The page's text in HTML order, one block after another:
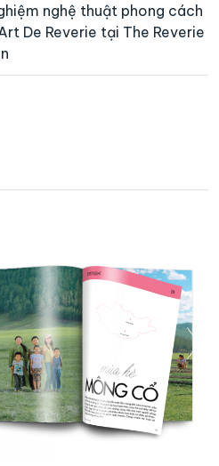
nghệ thuật phong cách
De Reverie tại The Reverie